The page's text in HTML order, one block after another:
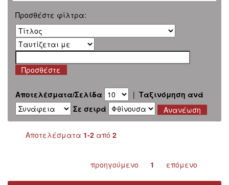
Προσθέστε φίλτρα:
Αποτελέσματα/Σελίδα | Ταξινόμηση ανά
Σε σειρά
Αποτελέσματα 1-2 από 2
προηγούμενο 1 επόμενο